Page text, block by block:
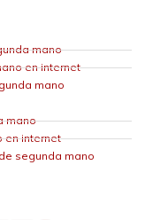
mano
en internet
mano
mano
en internet
segunda mano